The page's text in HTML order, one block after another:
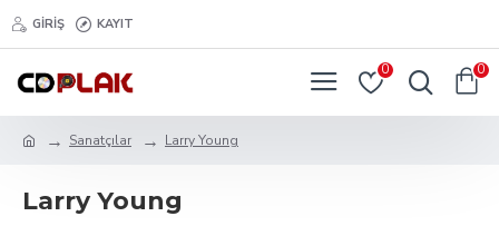
GIRIŞ KAYIT
0 0
Sanatçılar Larry Young
Larry Young